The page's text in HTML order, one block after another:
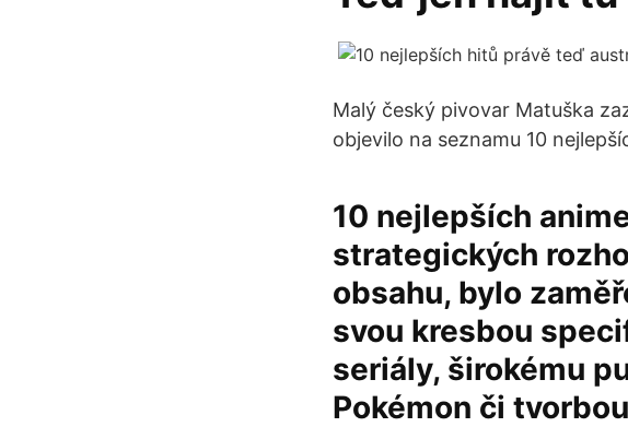
Malý český pivovar Matuška
objevilo na seznamu 10
10 nejlepších
strategických
obsahu, bylo
svou kresbou
seriály, širokému
Pokémon či